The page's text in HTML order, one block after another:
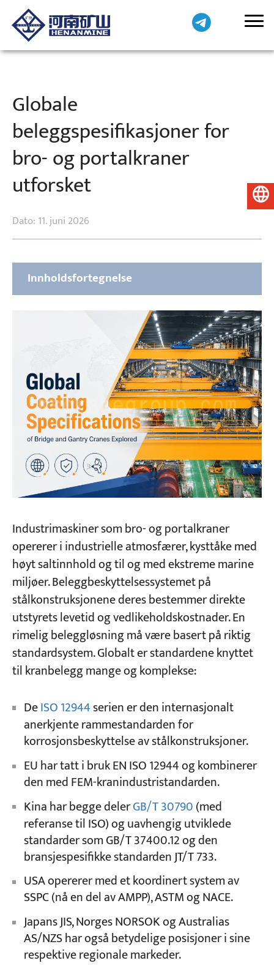
Prosjekter
Blogger
Nyheter
applikasjoner
Om oss
Kontakt oss
Globale
beleggspesifikasjoner for
bro- og portalkraner
utforsket
Dato: 11. juni 2026
Innholdsfortegnelse
En omfattende oversikt over globale
ISO-standardsystem (ISO 12944-8:2017)
Kinesiske standarder (GB/T 37400.12-2019 og
JT/T 733-2021)
Nordamerikansk SSPC/NACE/ASME-
beleggstandardsystem
Japansk standard (JIS K 5600, JIS K 5551, JIS K
5659)
KUANGSHAN CRANE tilpassede
kranbeleggløsninger
FAQ
Hva er den mest brukte standarden for
kranbelegg for internasjonale prosjekter?
Er det obligatorisk å følge lokale standarder
for belegg for eksporterte kranprosjekter?
Er et tykkere lag alltid bedre?
Er det nødvendig med etterbehandling i
felten etter at en kran forlater fabrikken?
Industrimaskiner som bro- og portalkraner
opererer i industrielle atmosfærer, kysttåke med
høyt saltinnhold og til og med ekstreme marine
miljøer. Beleggbeskyttelsessystemet på
stålkonstruksjonene deres bestemmer direkte
utstyrets levetid og vedlikeholdskostnader. En
rimelig beleggløsning må være basert på riktig
standardsystem. Globalt er standardene knyttet
til kranbelegg mange og komplekse:
DeISO 12944serien er den internasjonalt
anerkjente rammestandarden for
korrosjonsbeskyttelse av stålkonstruksjoner.
EU har tatt i bruk EN ISO 12944 og kombinerer
den med FEM-kranindustristandarden.
Kina har begge delerGB/T 30790(med
referanse til ISO) og uavhengig utviklede
standarder som GB/T 37400.12 og den
bransjespesifikke standarden JT/T 733.
USA opererer med et koordinert system av
SSPC (nå en del av AMPP), ASTM og NACE.
Japans JIS, Norges NORSOK og Australias
AS/NZS har også betydelige posisjoner i sine
respektive regionale markeder.
Norsk